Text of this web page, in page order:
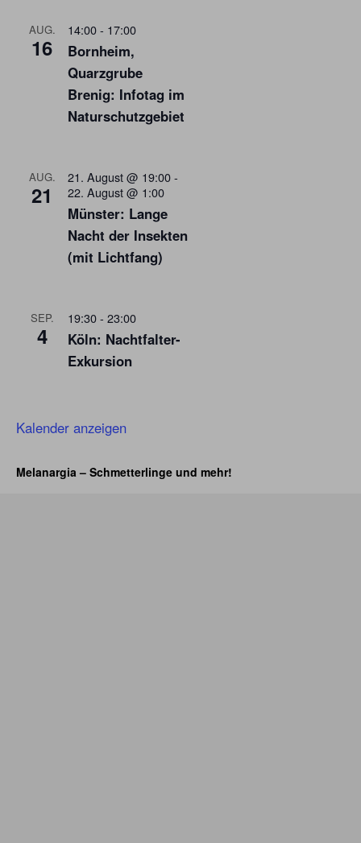
AUG.
16
14:00- 17:00
Bornheim,
Quarzgrube
Brenig: Infotag im
Naturschutzgebiet
AUG.
21
21. August @ 19:00-
22. August @ 1:00
Münster: Lange
Nacht der Insekten
(mit Lichtfang)
SEP.
4
19:30- 23:00
Köln: Nachtfalter-
Exkursion
Kalender anzeigen
Melanargia – Schmetterlinge und mehr!